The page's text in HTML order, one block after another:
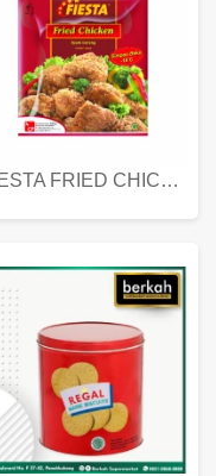
FIESTA FRIED CHICKEN 500 GR